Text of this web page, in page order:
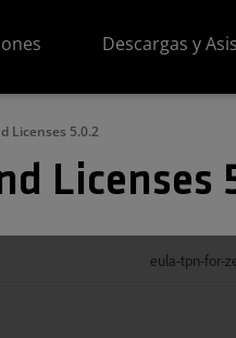
Descargas y
Licenses 5.0.2
Licenses